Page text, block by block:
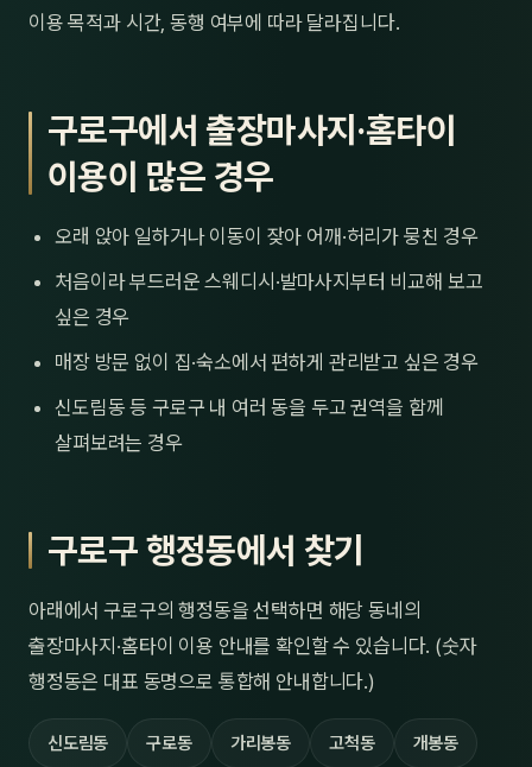
이용 목적과 시간, 동행 여부에 따라 달라집니다.
구로구에서 출장마사지·홈타이
이용이 많은 경우
오래 앉아 일하거나 이동이 잦아 어깨·허리가 뭉친 경우
처음이라 부드러운 스웨디시·발마사지부터 비교해 보고
싶은 경우
매장 방문 없이 집·숙소에서 편하게 관리받고 싶은 경우
신도림동 등 구로구 내 여러 동을 두고 권역을 함께
살펴보려는 경우
구로구 행정동에서 찾기
아래에서 구로구의 행정동을 선택하면 해당 동네의
출장마사지·홈타이 이용 안내를 확인할 수 있습니다. (숫자
행정동은 대표 동명으로 통합해 안내합니다.)
신도림동 구로동 가리봉동 고척동 개봉동